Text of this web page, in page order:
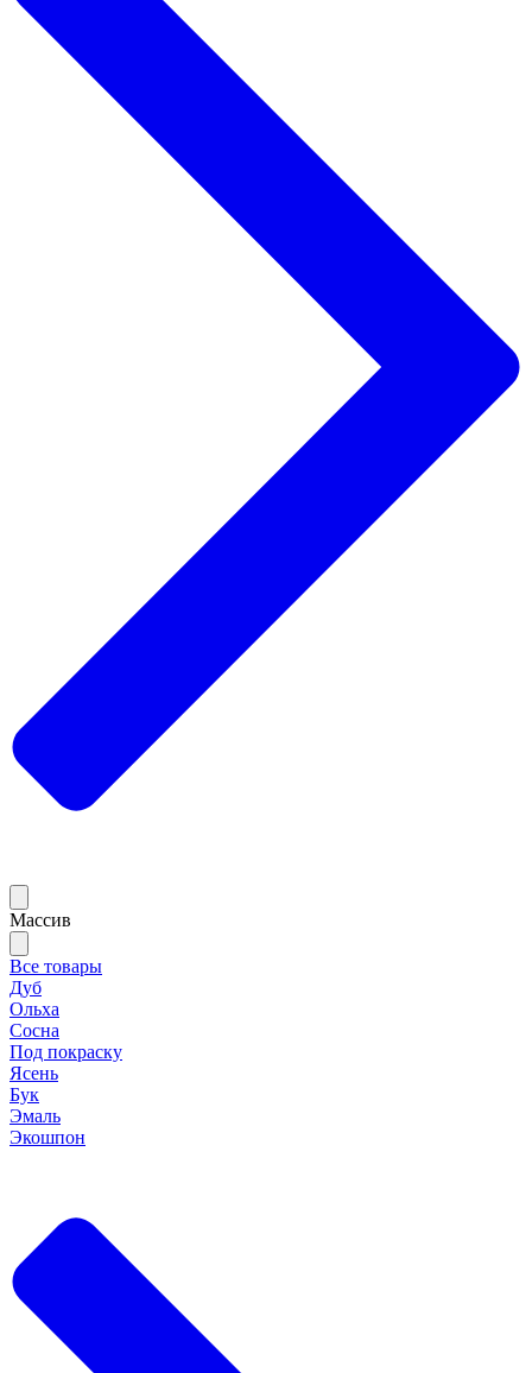
Массив
Все товары
Дуб
Ольха
Сосна
Под покраску
Ясень
Бук
Эмаль
Экошпон